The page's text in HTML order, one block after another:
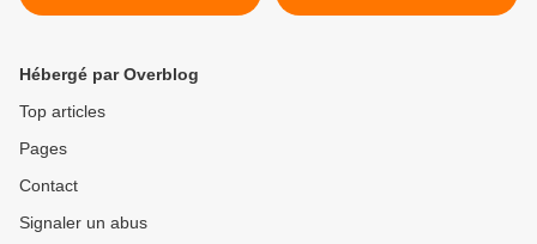
Hébergé par Overblog
Top articles
Pages
Contact
Signaler un abus